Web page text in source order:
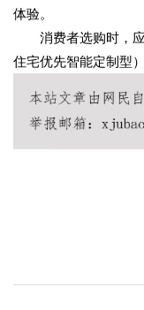
体验。
消费者选购时，应
住宅优先智能定制型